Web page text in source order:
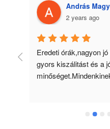
András
2 years ago
Eredeti órák,nagyon
gyors kiszálitást és a